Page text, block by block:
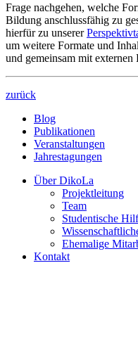
Frage nachgehen, welche
Bildung anschlussfähig zu
hierfür zu unserer
um weitere Formate und
und gemeinsam mit
zurück
Blog
Publikationen
Veranstaltungen
Jahrestagungen
Über DikoLa
Projektleitung
Team
Studentische
Ehemalige
Kontakt